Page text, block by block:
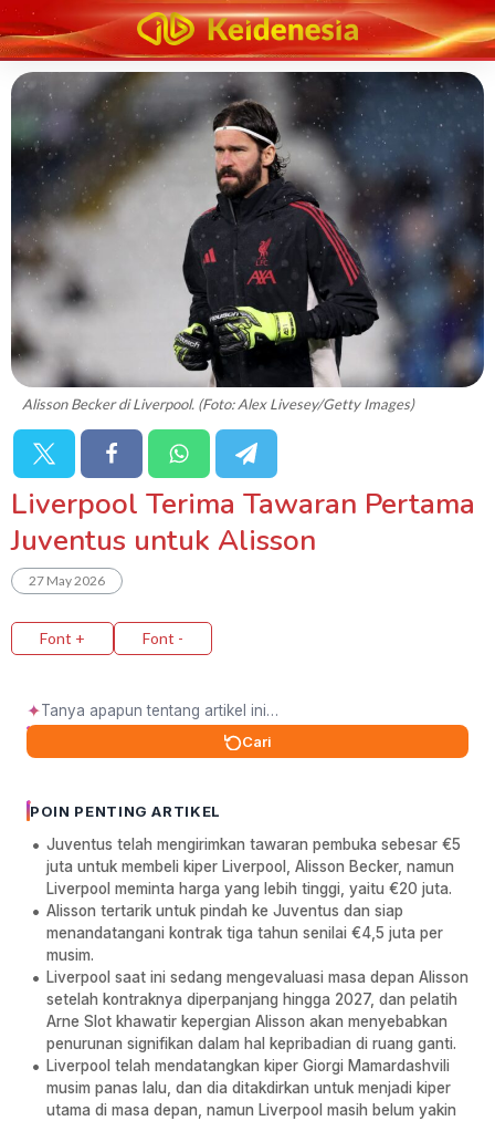
Alisson Becker di Liverpool. (Foto: Alex Livesey/Getty Images)
Liverpool Terima Tawaran Pertama
Juventus untuk Alisson
27 May 2026
Font + Font -
✦
Cari
POIN PENTING ARTIKEL
Juventus telah mengirimkan tawaran pembuka sebesar €5
juta untuk membeli kiper Liverpool, Alisson Becker, namun
Liverpool meminta harga yang lebih tinggi, yaitu €20 juta.
Alisson tertarik untuk pindah ke Juventus dan siap
menandatangani kontrak tiga tahun senilai €4,5 juta per
musim.
Liverpool saat ini sedang mengevaluasi masa depan Alisson
setelah kontraknya diperpanjang hingga 2027, dan pelatih
Arne Slot khawatir kepergian Alisson akan menyebabkan
penurunan signifikan dalam hal kepribadian di ruang ganti.
Liverpool telah mendatangkan kiper Giorgi Mamardashvili
musim panas lalu, dan dia ditakdirkan untuk menjadi kiper
utama di masa depan, namun Liverpool masih belum yakin